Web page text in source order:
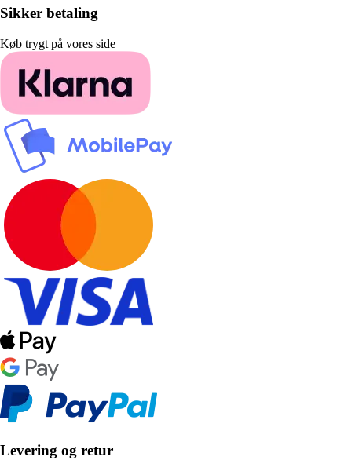
Sikker betaling
Køb trygt på vores side
Levering og retur